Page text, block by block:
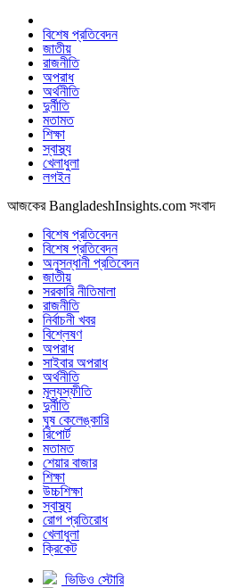
বিশেষ প্রতিবেদন
জাতীয়
রাজনীতি
অপরাধ
অর্থনীতি
দুর্নীতি
মতামত
শিক্ষা
স্বাস্থ্য
খেলাধুলা
লগইন
আজকের BangladeshInsights.com সংবাদ
বিশেষ প্রতিবেদন
বিশেষ প্রতিবেদন
অনুসন্ধানী প্রতিবেদন
জাতীয়
সরকারি নীতিমালা
রাজনীতি
নির্বাচনী খবর
বিশ্লেষণ
অপরাধ
সাইবার অপরাধ
অর্থনীতি
মূল্যস্ফীতি
দুর্নীতি
ঘুষ কেলেঙ্কারি
রিপোর্ট
মতামত
শেয়ার বাজার
শিক্ষা
উচ্চশিক্ষা
স্বাস্থ্য
রোগ প্রতিরোধ
খেলাধুলা
ক্রিকেট
ভিডিও স্টোরি